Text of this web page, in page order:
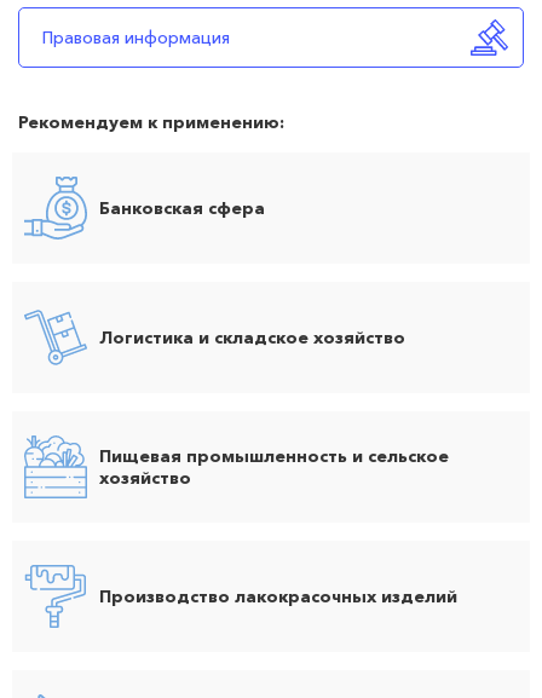
Правовая информация
Рекомендуем к применению:
Банковская сфера
Логистика и складское хозяйство
Пищевая промышленность и сельское
хозяйство
Производство лакокрасочных изделий